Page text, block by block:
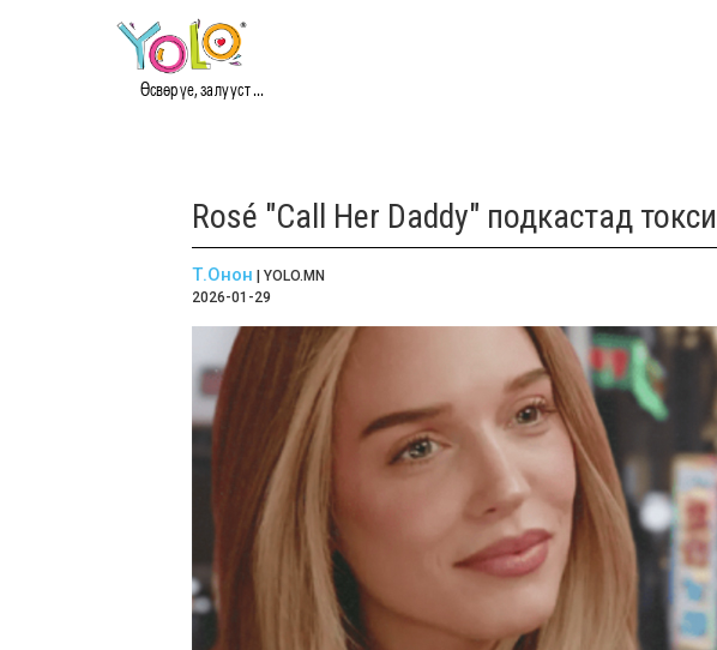
Өсвөр үе, залууст ...
Rosé "Call Her Daddy" подкастад
Т.Онон | YOLO.MN
2026-01-29